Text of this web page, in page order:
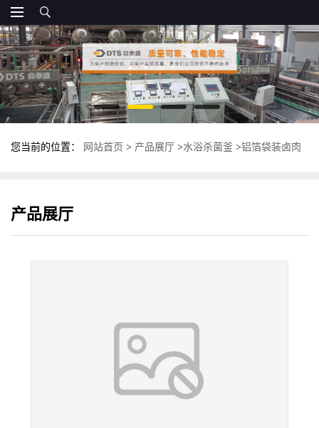
您当前的位置： 网站首页 > 产品展厅 >水浴杀菌釜 >铝箔袋装卤肉
产品展厅